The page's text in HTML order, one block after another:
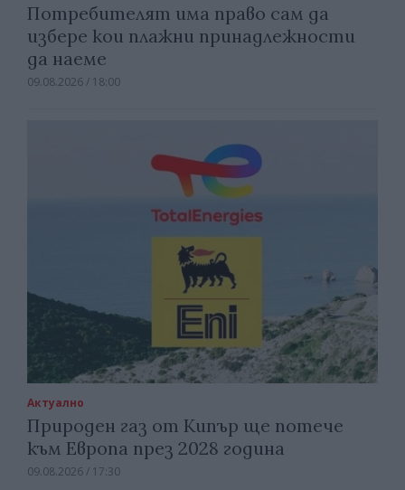
Потребителят има право сам да
избере кои плажни принадлежности
да наеме
09.08.2026 / 18:00
Актуално
Природен газ от Кипър ще потече
към Европа през 2028 година
09.08.2026 / 17:30